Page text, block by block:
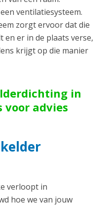
ventilatiesysteem.
zorgt ervoor dat die
er in de plaats verse,
krijgt op die manier
in
voor advies
verloopt in
hoe we van jouw